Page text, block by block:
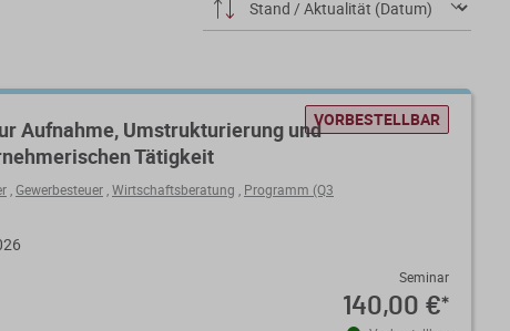
VORBESTELLBAR
Aufnahme, Umstrukturierung und
Tätigkeit
, Gewerbesteuer, Wirtschaftsberatung
Programm (Q3
Seminar
140,00 €*